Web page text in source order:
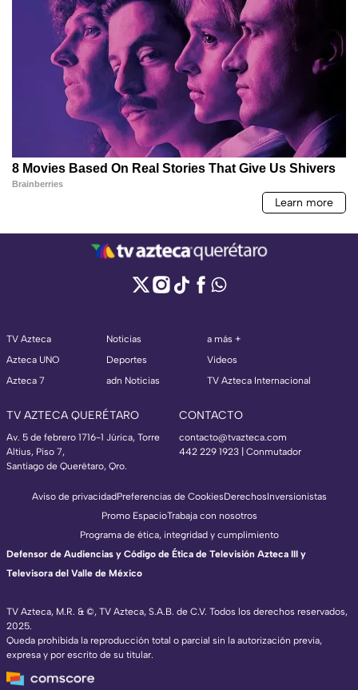
TV Azteca
Azteca UNO
Azteca 7
Noticias
Deportes
adn Noticias
a más +
Videos
TV Azteca Internacional
TV AZTECA QUERÉTARO
Av. 5 de febrero 1716-1 Júrica, Torre
Altius, Piso 7,
Santiago de Querétaro, Qro.
CONTACTO
contacto@tvazteca.com
442 229 1923 | Conmutador
TV Azteca, M.R. & ©, TV Azteca, S.A.B. de C.V. Todos los derechos reservados,
2025.
Queda prohibida la reproducción total o parcial sin la autorización previa,
expresa y por escrito de su titular.
Aviso de privacidadPreferencias de CookiesDerechosInversionistas
Promo EspacioTrabaja con nosotros
Programa de ética, integridad y cumplimiento
Defensor de Audiencias y Código de Ética de Televisión Azteca III y
Televisora del Valle de México